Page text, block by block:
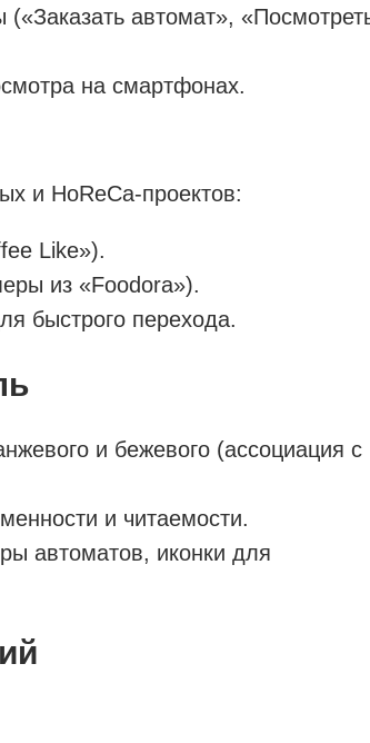
автомат»,
на смартфонах.
и HoReCa-проектов:
Like»).
из «Foodora»).
быстрого перехода.
и бежевого (ассоциация с
и читаемости.
автоматов, иконки для